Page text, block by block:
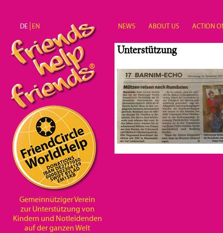
Gemeinnütziger Verein
zur Unterstützung von
Kindern und Notleidenden
auf der ganzen Welt
DE EN NEWS ABOUT US ACTION
Unterstützung